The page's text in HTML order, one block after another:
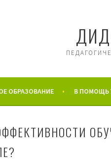
ОБРАЗОВАНИЕ В ПОМОЩЬ